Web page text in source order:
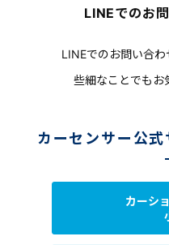
LINEでのお
LINEでのお問い合わ
些細なことでもお
カーセンサー公式
カーシ